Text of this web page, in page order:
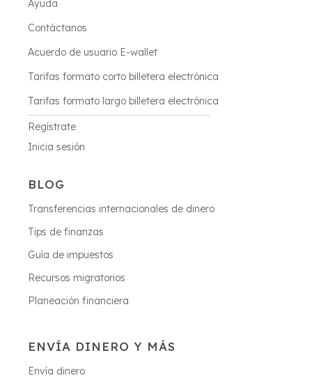
Ayuda
Contáctanos
Acuerdo de usuario E-wallet
Tarifas formato corto billetera electrónica
Tarifas formato largo billetera electrónica
Regístrate
Inicia sesión
BLOG
Transferencias internacionales de dinero
Tips de finanzas
Guía de impuestos
Recursos migratorios
Planeación financiera
ENVÍA DINERO Y MÁS
Envía dinero